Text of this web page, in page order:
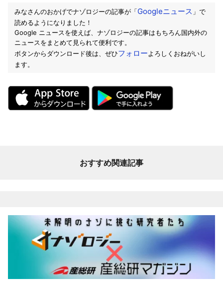
みなさんのおかげでナゾロジーの記事が「Googleニュース 」で
読めるようになりました！
Google ニュースを使えば、ナゾロジーの記事はもちろん国内外の
ニュースをまとめて見られて便利です。
ボタンからダウンロード後は、ぜひフォローよろしくおねがいし
ます。
おすすめ関連記事